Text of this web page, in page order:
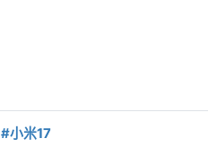
#小米17